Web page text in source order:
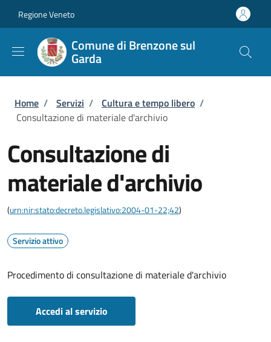
Regione Veneto
Comune di Brenzone sul
Garda
Briciole di pane
Home / Servizi / Cultura e tempo libero /
Consultazione di materiale d'archivio
Consultazione di
materiale d'archivio
(urn:nir:stato:decreto.legislativo:2004-01-22;42)
Servizio attivo
Procedimento di consultazione di materiale d'archivio
Accedi al servizio